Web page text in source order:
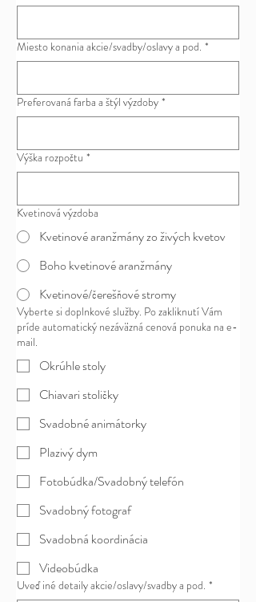
Miesto konania akcie/svadby/oslavy a pod. *
Preferovaná farba a štýl výzdoby *
Výška rozpočtu *
Kvetinová výzdoba
Kvetinové aranžmány zo živých kvetov
Boho kvetinové aranžmány
Kvetinové/čerešňové stromy
Vyberte si doplnkové služby. Po zakliknutí Vám
príde automatický nezáväzná cenová ponuka na e-
mail.
Okrúhle stoly
Chiavari stoličky
Svadobné animátorky
Plazivý dym
Fotobúdka/Svadobný telefón
Svadobný fotograf
Svadobná koordinácia
Videobúdka
Uveď iné detaily akcie/oslavy/svadby a pod. *